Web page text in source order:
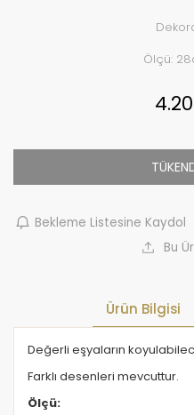
Ölçü:
Bekleme Listesine Kaydol
Bu
Ürün Bilgisi
Değerli eşyaların
Farklı desenleri mevcuttur.
Ölçü: